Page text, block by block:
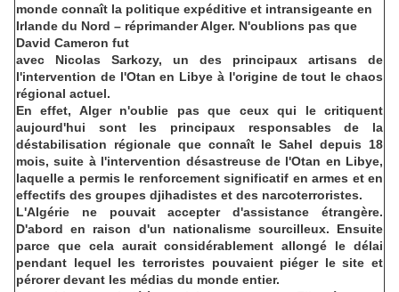
monde connaît la politique expéditive et intransigeante en
Irlande du Nord – réprimander Alger. N'oublions pas que
David Cameron fut
avec Nicolas Sarkozy, un des principaux artisans de
l'intervention de l'Otan en Libye à l'origine de tout le chaos
régional actuel.
En effet, Alger n'oublie pas que ceux qui le critiquent
aujourd'hui sont les principaux responsables de la
déstabilisation régionale que connaît le Sahel depuis 18
mois, suite à l'intervention désastreuse de l'Otan en Libye,
laquelle a permis le renforcement significatif en armes et en
effectifs des groupes djihadistes et des narcoterroristes.
L'Algérie ne pouvait accepter d'assistance étrangère.
D'abord en raison d'un nationalisme sourcilleux. Ensuite
parce que cela aurait considérablement allongé le délai
pendant lequel les terroristes pouvaient piéger le site et
pérorer devant les médias du monde entier.